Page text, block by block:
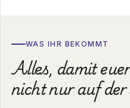
WAS IHR BEKOMMT
Alles, damit
nicht nur auf